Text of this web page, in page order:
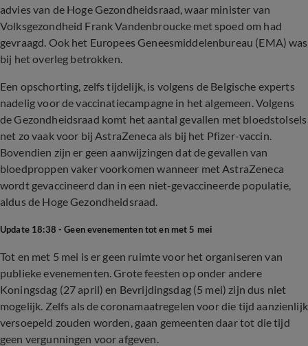
advies van de Hoge Gezondheidsraad, waar minister van
Volksgezondheid Frank Vandenbroucke met spoed om had
gevraagd. Ook het Europees Geneesmiddelenbureau (EMA) was
bij het overleg betrokken.
Een opschorting, zelfs tijdelijk, is volgens de Belgische experts
nadelig voor de vaccinatiecampagne in het algemeen. Volgens
de Gezondheidsraad komt het aantal gevallen met bloedstolsels
net zo vaak voor bij AstraZeneca als bij het Pfizer-vaccin.
Bovendien zijn er geen aanwijzingen dat de gevallen van
bloedproppen vaker voorkomen wanneer met AstraZeneca
wordt gevaccineerd dan in een niet-gevaccineerde populatie,
aldus de Hoge Gezondheidsraad.
Update 18:38 -Geen evenementen tot en met 5 mei
Tot en met 5 mei is er geen ruimte voor het organiseren van
publieke evenementen. Grote feesten op onder andere
Koningsdag (27 april) en Bevrijdingsdag (5 mei) zijn dus niet
mogelijk. Zelfs als de coronamaatregelen voor die tijd aanzienlijk
versoepeld zouden worden, gaan gemeenten daar tot die tijd
geen vergunningen voor afgeven.